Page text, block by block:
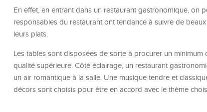
En effet, en entrant dans un restaurant gastronomique, on
responsables du restaurant ont tendance à suivre de
leurs plats.
Les tables sont disposées de sorte à procurer un minimum
qualité supérieure. Côté éclairage, un restaurant
un air romantique à la salle. Une musique tendre et
décors sont choisis pour être en accord avec le thème